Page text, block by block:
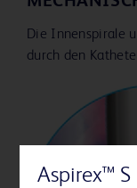
Die Innenspirale
durch den
Aspirex™